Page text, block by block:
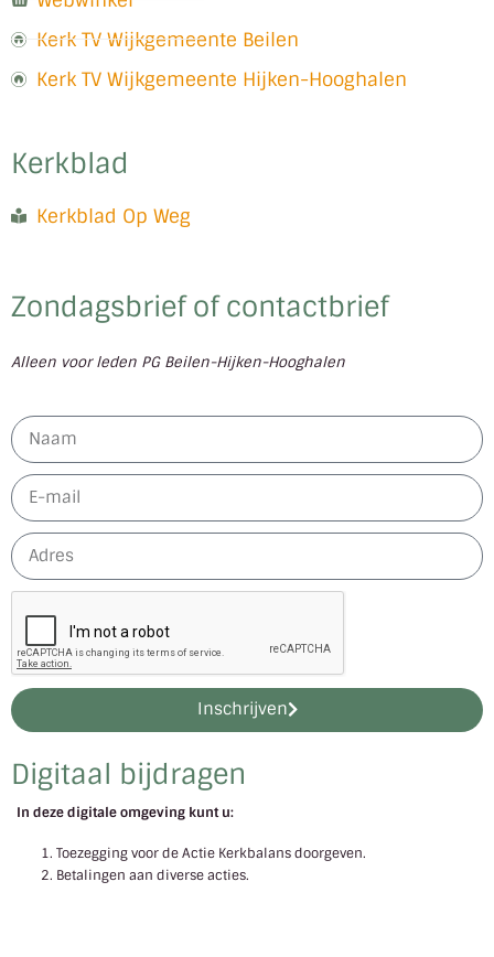
Digitaal bijdragen
In deze digitale omgeving kunt u:
Toezegging voor de Actie Kerkbalans doorgeven.
Betalingen aan diverse acties.
Kerk TV Wijkgemeente Beilen
Kerk TV Wijkgemeente Hijken-Hooghalen
Kerkblad
Kerkblad Op Weg
Zondagsbrief of contactbrief
Alleen voor leden PG Beilen-Hijken-Hooghalen
Inschrijven